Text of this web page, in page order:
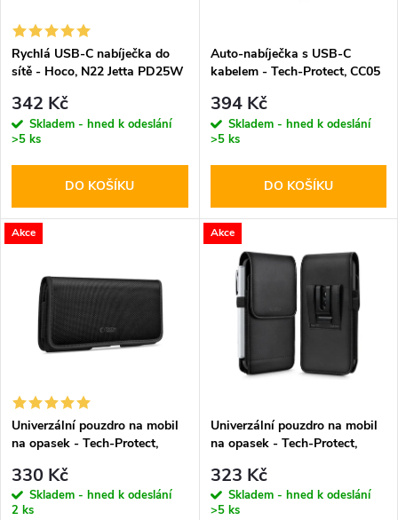
í
p
r
o
d
u
s
p
r
o
d
ů
Rychlá USB-C nabíječka do
sítě - Hoco, N22 Jetta PD25W
342 Kč
Skladem - hned k odeslání
>5 ks
DO KOŠÍKU
Auto-nabíječka s USB-C
kabelem - Tech-Protect, CC05
394 Kč
Skladem - hned k odeslání
>5 ks
DO KOŠÍKU
Akce
Univerzální pouzdro na mobil
na opasek - Tech-Protect,
330 Kč
Skladem - hned k odeslání
2 ks
Akce
Univerzální pouzdro na mobil
na opasek - Tech-Protect,
323 Kč
Skladem - hned k odeslání
>5 ks